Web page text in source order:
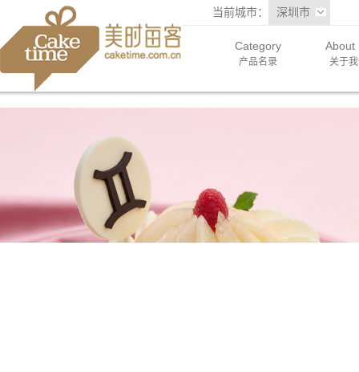
当前城市： 深圳市
Category
产品名录
About
关于